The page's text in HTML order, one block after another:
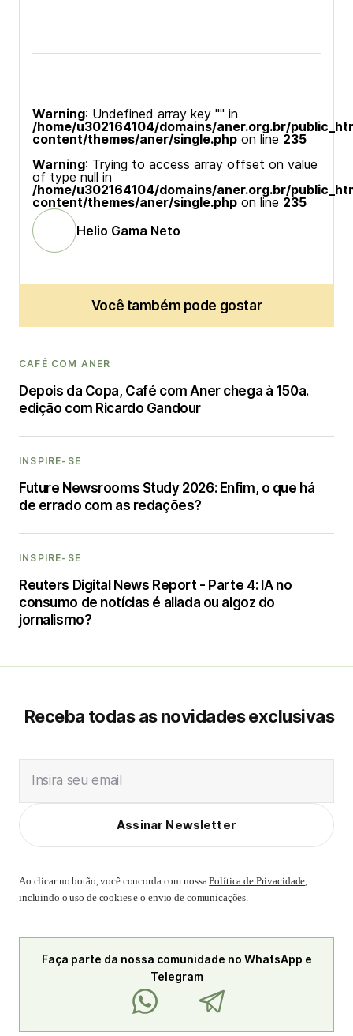
Warning: Undefined array key "" in
/home/u302164104/domains/aner.org.br/
content/themes/aner/single.php on line 235
Warning: Trying to access array offset on value
of type null in
/home/u302164104/domains/aner.org.br/
content/themes/aner/single.php on line 235
Helio Gama Neto
Você também pode gostar
CAFÉ COM ANER
Depois da Copa, Café com Aner chega à 150a.
edição com Ricardo Gandour
INSPIRE-SE
Future Newsrooms Study 2026: Enfim, o que há
de errado com as redações?
INSPIRE-SE
Reuters Digital News Report - Parte 4: IA no
consumo de notícias é aliada ou algoz do
jornalismo?
Receba todas as novidades exclusivas
Insira seu email
Assinar Newsletter
Ao clicar no botão, você concorda com nossaPolítica de Privacidade,
incluindo o uso de cookies e o envio de comunicações.
Faça parte da nossa comunidade no WhatsApp e
Telegram